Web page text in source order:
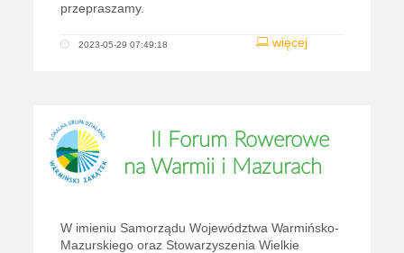
przepraszamy.
więcej
2023-05-29 07:49:18
II Forum Rowerowe
na Warmii i Mazurach
W imieniu Samorządu Województwa Warmińsko-
Mazurskiego oraz Stowarzyszenia Wielkie